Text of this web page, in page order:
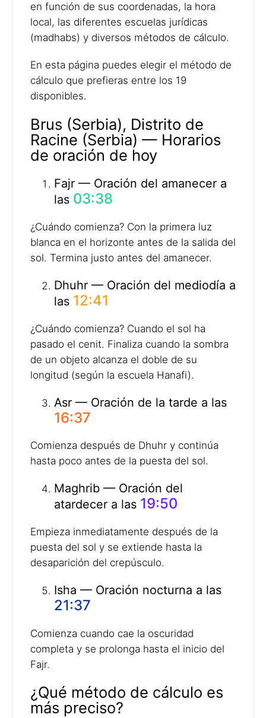
en función de sus coordenadas, la hora
local, las diferentes escuelas jurídicas
(madhabs) y diversos métodos de cálculo.
En esta página puedes elegir el método de
cálculo que prefieras entre los 19
disponibles.
Brus (Serbia), Distrito de
Racine (Serbia) — Horarios
de oración de hoy
Fajr — Oración del amanecer a
las 03:38
¿Cuándo comienza? Con la primera luz
blanca en el horizonte antes de la salida del
sol. Termina justo antes del amanecer.
Dhuhr — Oración del mediodía a
las 12:41
¿Cuándo comienza? Cuando el sol ha
pasado el cenit. Finaliza cuando la sombra
de un objeto alcanza el doble de su
longitud (según la escuela Hanafi).
Asr — Oración de la tarde a las
16:37
Comienza después de Dhuhr y continúa
hasta poco antes de la puesta del sol.
Maghrib — Oración del
atardecer a las 19:50
Empieza inmediatamente después de la
puesta del sol y se extiende hasta la
desaparición del crepúsculo.
Isha — Oración nocturna a las
21:37
Comienza cuando cae la oscuridad
completa y se prolonga hasta el inicio del
Fajr.
¿Qué método de cálculo es
más preciso?